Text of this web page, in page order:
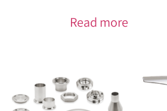
Read more